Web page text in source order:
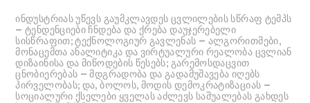
ინდუსტრიას უწევს გაუმკლავდეს ცვლილების სწრაფ ტემპს
— ტენდენციები ჩნდება და ქრება დაუჯერებელი
სისწრაფით; ტექნოლოგიურ გავლენას — ალგორითმები,
მონაცემთა ანალიტიკა და ვირტუალური რეალობა ცვლიან
დიზაინისა და მიწოდების წესებს; გარემოსდაცვით
ცნობიერებას — მდგრადობა და გადამუშავება იღებს
პირველობას; და, ბოლოს, მოდის დემოკრატიზაციას —
სოციალური ქსელები ყველას აძლევს საშუალებას გახდეს